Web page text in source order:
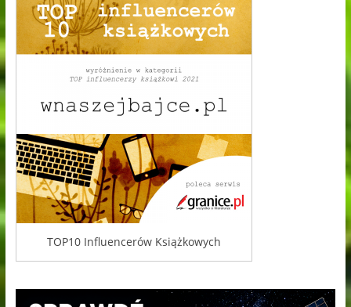
TOP10 Influencerów Książkowych